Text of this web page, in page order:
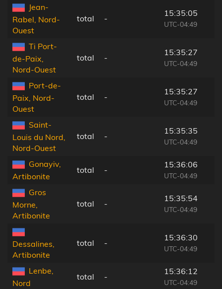
Jean-
Rabel, Nord-
Ouest
total -
15:35:05
UTC-04:49
Ti Port-
de-Paix,
Nord-Ouest
total -
15:35:27
UTC-04:49
Port-de-
Paix, Nord-
Ouest
total -
15:35:27
UTC-04:49
Saint-
Louis du Nord,
Nord-Ouest
total -
15:35:35
UTC-04:49
Gonayiv,
Artibonite
total -
15:36:06
UTC-04:49
Gros
Morne,
Artibonite
total -
15:35:54
UTC-04:49
Dessalines,
Artibonite
total -
15:36:30
UTC-04:49
Lenbe,
Nord
total -
15:36:12
UTC-04:49